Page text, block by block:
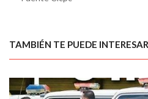
TAMBIÉN TE PUEDE INTERESAR